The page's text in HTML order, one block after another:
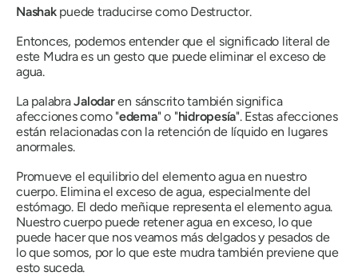
Nashakpuede traducirse como Destructor.
Entonces, podemos entender que el significado literal de
este Mudraes un gesto que puede eliminar el exceso de
agua.
La palabraJalodaren sánscritotambién significa
afecciones como "edema" o "hidropesía". Estas afecciones
están relacionadas con la retención de líquido en lugares
anormales.
Promueve el equilibrio del elemento agua en nuestro
cuerpo. Elimina el exceso de agua, especialmente del
estómago. El dedo meñique representa el elemento agua.
Nuestro cuerpo puede retener agua en exceso, lo que
puede hacer que nos veamos más delgados y pesados ​​de
lo que somos, por lo que este mudratambién previene que
esto suceda.